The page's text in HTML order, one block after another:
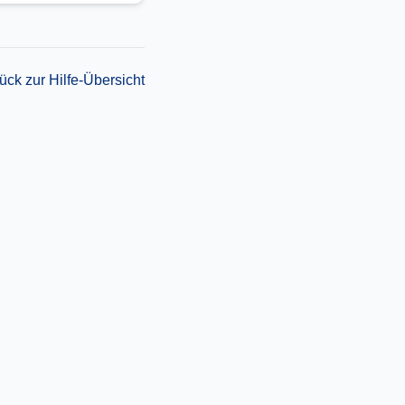
zur Hilfe-Übersicht